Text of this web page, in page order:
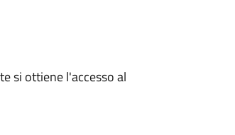
si ottiene l'accesso al